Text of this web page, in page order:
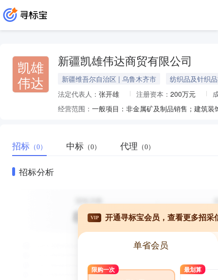
凯雄
伟达
新疆凯雄伟达商贸有限公司
新疆维吾尔自治区 | 乌鲁木齐市
纺织品及针织
法定代表人： 张开雄 注册资本： 200万元
经营范围：
招标 （0） 中标 （0） 代理 （0）
招标分析
VIP 开通寻标宝会员，查看更多招采
单省会员
限购一次 最划算